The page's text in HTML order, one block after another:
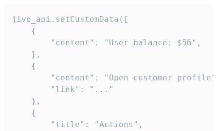
jivo_api.setCustomData([
    {
        "content": "User balance: $56",
    },
    {
"content": "Open customer
        "link": "..."
    },
    {
        "title": "Actions",